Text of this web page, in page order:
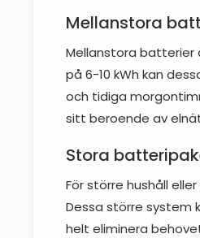
Mellanstora
Mellanstora batterier
på 6-10 kWh kan
och tidiga
sitt beroende av
Stora
För större hushåll
Dessa större system
helt eliminera